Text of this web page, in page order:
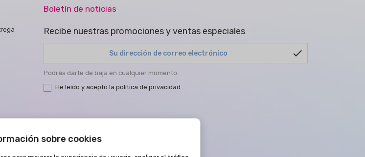
Boletín de noticias
Recibe nuestras promociones y ventas especiales
check
Podrás darte de baja en cualquier momento.
He leído y acepto la política de privacidad.
sobre cookies